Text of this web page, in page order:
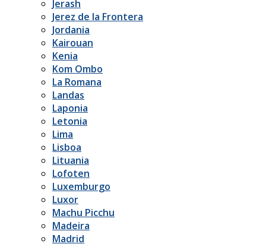
Jerash
Jerez de la Frontera
Jordania
Kairouan
Kenia
Kom Ombo
La Romana
Landas
Laponia
Letonia
Lima
Lisboa
Lituania
Lofoten
Luxemburgo
Luxor
Machu Picchu
Madeira
Madrid